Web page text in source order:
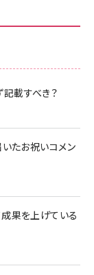
載すべき？
たお祝いコメン
果を上げている